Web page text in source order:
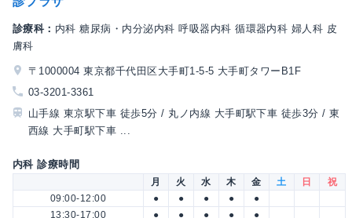
診療科： 内科 糖尿病・内分泌内科 呼吸器内科 循環器内科 婦人科 皮
膚科
〒1000004 東京都千代田区大手町1-5-5 大手町タワーB1F
03-3201-3361
山手線 東京駅下車 徒歩5分 / 丸ノ内線 大手町駅下車 徒歩3分 / 東
西線 大手町駅下車 ...
内科 診療時間
月 火 水 木 金 土 日
祝
09:00-12:00
● ● ● ●
●
13:30-17:00
● ● ● ● ●